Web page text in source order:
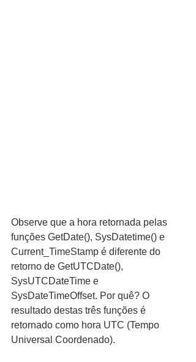
Observe que a hora retornada pelas
funções GetDate(), SysDatetime() e
Current_TimeStamp é diferente do
retorno de GetUTCDate(),
SysUTCDateTime e
SysDateTimeOffset. Por quê? O
resultado destas três funções é
retornado como hora UTC (Tempo
Universal Coordenado).